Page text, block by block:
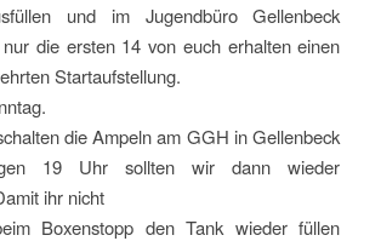
und im Jugendbüro Gellenbeck
die ersten 14 von euch erhalten einen
Startaufstellung.
die Ampeln am GGH in Gellenbeck
19 Uhr sollten wir dann wieder
ihr nicht
Boxenstopp den Tank wieder füllen